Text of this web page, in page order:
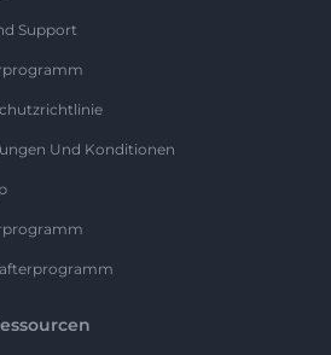
Support
Und Konditionen